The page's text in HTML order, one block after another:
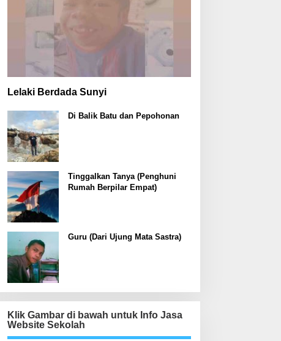
Lelaki Berdada Sunyi
Di Balik Batu dan Pepohonan
Tinggalkan Tanya (Penghuni
Rumah Berpilar Empat)
Guru (Dari Ujung Mata Sastra)
Klik Gambar di bawah untuk Info Jasa
Website Sekolah